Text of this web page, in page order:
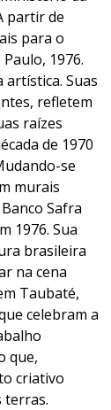
partir de
para o
1976.
Suas
refletem
raízes
de 1970
se
murais
Safra
1976. Sua
brasileira
na cena
Taubaté,
celebram a
que,
criativo
terras.